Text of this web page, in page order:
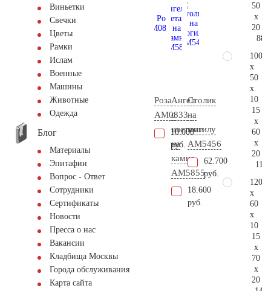
Виньетки
Свечки
Цветы
Рамки
Ислам
Военные
Машины
Животные
Одежда
Блог
Материалы
Эпитафии
Вопрос - Ответ
Сотрудники
Сертификаты
Новости
Пресса о нас
Вакансии
Кладбища Москвы
Города обслуживания
Карта сайта
Роза
AM0833
10.000
руб.
Ангел
с
цветами
на
камне
AM5855
18.600
руб.
Столик
на
могилу
AM5456
62.700
руб.
50
x
20
100
x
50
x
10
15
x
60
x
20
120
x
60
x
10
15
x
70
x
20